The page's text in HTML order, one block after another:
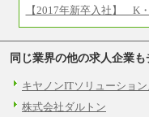
⑨月給：
定
【2017年新卒入社】 K
同じ業界の他の求人企業
キヤノンITソリューショ
株式会社ダルトン